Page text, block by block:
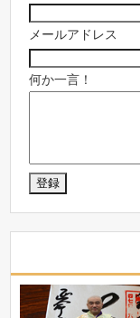
メールアドレス
何か一言！